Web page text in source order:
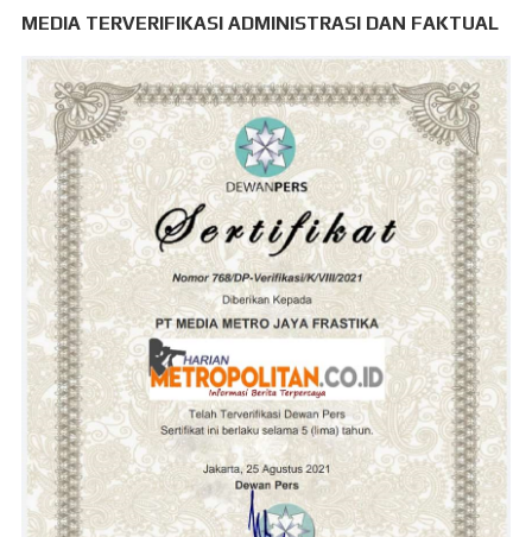
MEDIA TERVERIFIKASI ADMINISTRASI DAN FAKTUAL